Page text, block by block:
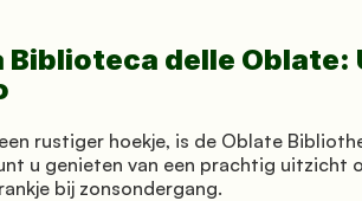
Biblioteca delle Oblate:
rustiger hoekje, is de Oblate
u genieten van een prachtig uitzicht
bij zonsondergang.